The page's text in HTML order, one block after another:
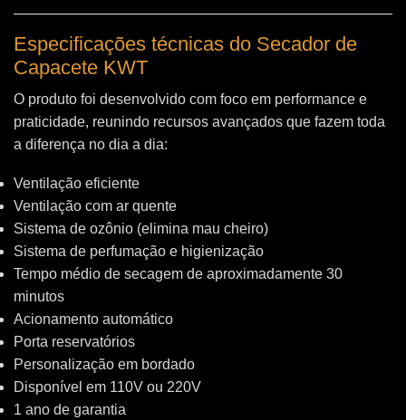
Especificações técnicas do Secador de
Capacete KWT
O produto foi desenvolvido com foco em performance e
praticidade, reunindo recursos avançados que fazem toda
a diferença no dia a dia:
Ventilação eficiente
Ventilação com ar quente
Sistema de ozônio (elimina mau cheiro)
Sistema de perfumação e higienização
Tempo médio de secagem de aproximadamente 30
minutos
Acionamento automático
Porta reservatórios
Personalização em bordado
Disponível em 110V ou 220V
1 ano de garantia